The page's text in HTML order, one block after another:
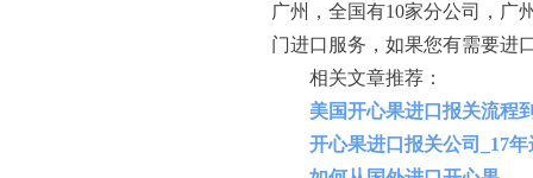
广州，全国有10家分公司，广
门进口服务，如果您有需要进
相关文章推荐：
美国开心果进口报关流程
开心果进口报关公司_17